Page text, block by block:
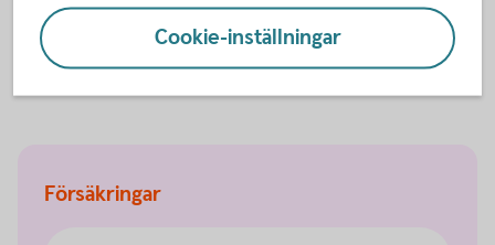
Ring 0224-850 00
Kundcenter
Försäkringar
Cookie-inställningar